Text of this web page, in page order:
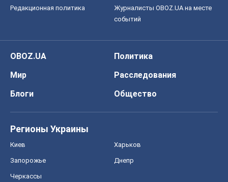
Редакционная политика
Журналисты OBOZ.UA на месте
событий
OBOZ.UA
Политика
Мир
Расследования
Блоги
Общество
Регионы Украины
Киев Харьков
Запорожье Днепр
Черкассы